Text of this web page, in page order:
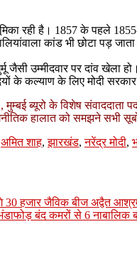
रही है। 1857 के पहले
कांड भी छोटा पड़
जैसी उम्मीदवार पर दांव खेला
के कल्याण के लिए मोदी
मुम्बई ब्यूरो के विशेष
हालात को समझने सभी
अमित शाह,झारखंड,नरेंद्र मोदी,
30 हजार जैविक बीज अद्वैत
बंद कमरों से 6 नाबालिक